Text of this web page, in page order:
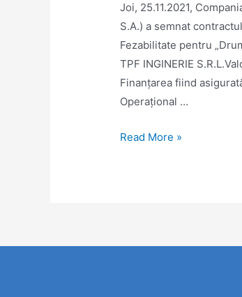
Joi, 25.11.2021,
S.A.) a semnat
Fezabilitate pentru
TPF INGINERIE
Finanțarea fiind
Operațional …
Read More »